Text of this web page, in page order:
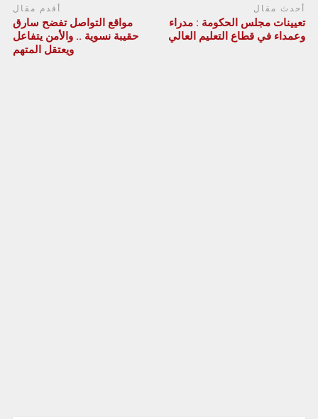
أحدث مقال
تعيينات مجلس الحكومة : مدراء
وعمداء في قطاع التعليم العالي
أقدم مقال
مواقع التواصل تفضح سارق
حقيبة نسوية .. والأمن يتفاعل
ويعتقل المتهم